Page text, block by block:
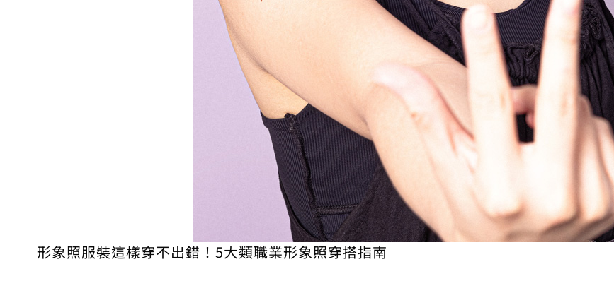
形象照服裝這樣穿不出錯！5大類職業形象照穿搭指南